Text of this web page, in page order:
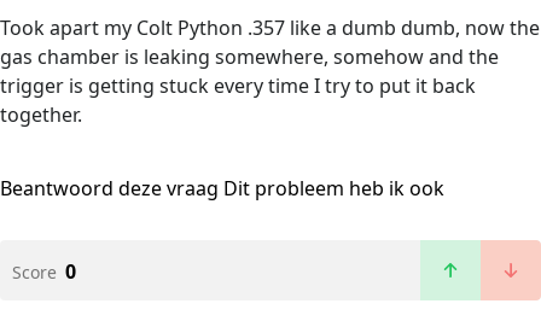
Took apart my Colt Python .357 like a dumb dumb, now the
gas chamber is leaking somewhere, somehow and the
trigger is getting stuck every time I try to put it back
together.
Beantwoord deze vraag Dit probleem heb ik ook
Score 0